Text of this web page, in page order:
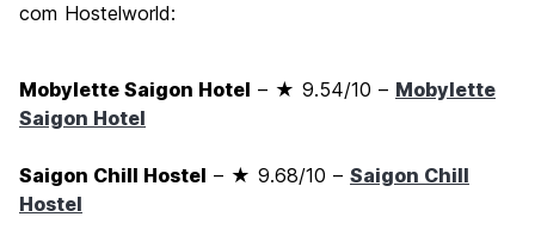
com Hostelworld:
Mobylette Saigon Hotel – ★ 9.54/10 – Mobylette
Saigon Hotel
Saigon Chill Hostel – ★ 9.68/10 – Saigon Chill
Hostel